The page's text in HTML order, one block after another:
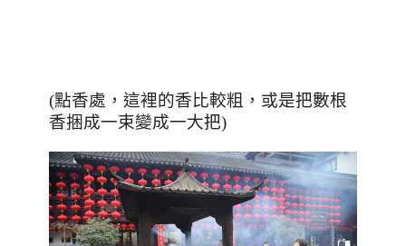
(點香處，這裡的香比較粗，或是把數根
香捆成一束變成一大把)